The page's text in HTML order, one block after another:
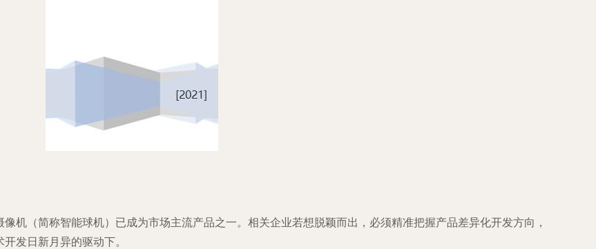
机（简称智能球机）已成为市场主流产品之一。相关企业若想脱颖而出，必须精准把握产品差异化开发方向，
发日新月异的驱动下。